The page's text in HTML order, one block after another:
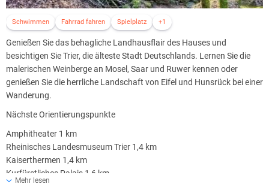
Schwimmen Fahrrad fahren Spielplatz +1
Genießen Sie das behagliche Landhausflair des Hauses und
besichtigen Sie Trier, die älteste Stadt Deutschlands. Lernen Sie die
malerischen Weinberge an Mosel, Saar und Ruwer kennen oder
genießen Sie die herrliche Landschaft von Eifel und Hunsrück bei einer
Wanderung.
Nächste Orientierungspunkte
Amphitheater 1 km
Rheinisches Landesmuseum Trier 1,4 km
Kaiserthermen 1,4 km
Kurfürstliches Palais 1,6 km
Mehr lesen